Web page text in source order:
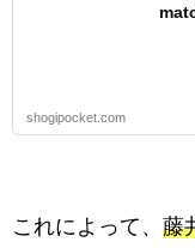
shogipocket.com
これによって、 藤